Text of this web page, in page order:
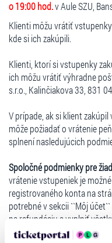
o 19:00 hod.v Aule SZU,
Klienti môžu vrátiť
kde si ich zakúpili.
Klienti, ktorí si vstupenky
ich môžu vrátiť výhradne
s.r.o., Kalinčiakova 33, 831
V prípade, ak si klient
môže požiadať o vrátenie
splnení nasledujúcich
Spoločné podmienky pre
vrátenie vstupeniek je
registrovaného konta na
potrebné v sekcii ``Môj
na refundáciu a vyplniť
V prípade, ak si klient